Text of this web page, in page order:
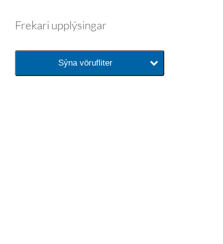
Frekari upplýsingar
Sýna vörufliter